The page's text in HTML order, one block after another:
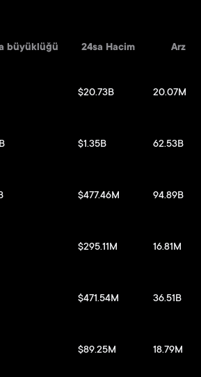
büyüklüğü 24sa Hacim Arz
$20.73B 20.07M
$1.35B 62.53B
$477.46M 94.89B
$295.11M 16.81M
$471.54M 36.51B
$89.25M 18.79M